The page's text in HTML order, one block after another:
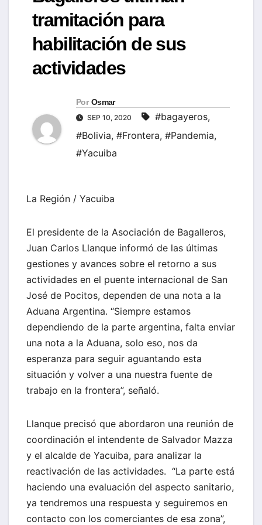
tramitación para
habilitación de sus
actividades
Por Osmar
SEP 10, 2020 #bagayeros,
#Bolivia, #Frontera, #Pandemia,
#Yacuiba
La Región / Yacuiba
El presidente de la Asociación de Bagalleros,
Juan Carlos Llanque informó de las últimas
gestiones y avances sobre el retorno a sus
actividades en el puente internacional de San
José de Pocitos, dependen de una nota a la
Aduana Argentina. “Siempre estamos
dependiendo de la parte argentina, falta enviar
una nota a la Aduana, solo eso, nos da
esperanza para seguir aguantando esta
situación y volver a una nuestra fuente de
trabajo en la frontera”, señaló.
Llanque precisó que abordaron una reunión de
coordinación el intendente de Salvador Mazza
y el alcalde de Yacuiba, para analizar la
reactivación de las actividades. “La parte está
haciendo una evaluación del aspecto sanitario,
ya tendremos una respuesta y seguiremos en
contacto con los comerciantes de esa zona”,